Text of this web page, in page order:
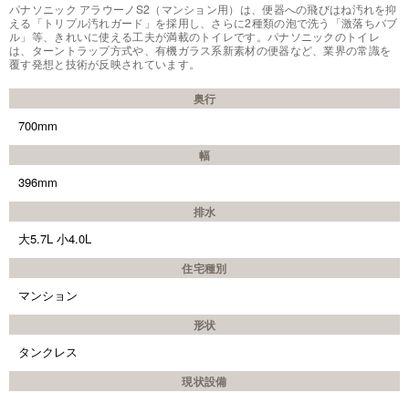
パナソニック アラウーノS2（マンション用）は、便器への飛びはね汚れを抑
える「トリプル汚れガード」を採用し、さらに2種類の泡で洗う「激落ちバブ
ル」等、きれいに使える工夫が満載のトイレです。パナソニックのトイレ
は、ターントラップ方式や、有機ガラス系新素材の便器など、業界の常識を
覆す発想と技術が反映されています。
奥行
700mm
幅
396mm
排水
大5.7L 小4.0L
住宅種別
マンション
形状
タンクレス
現状設備